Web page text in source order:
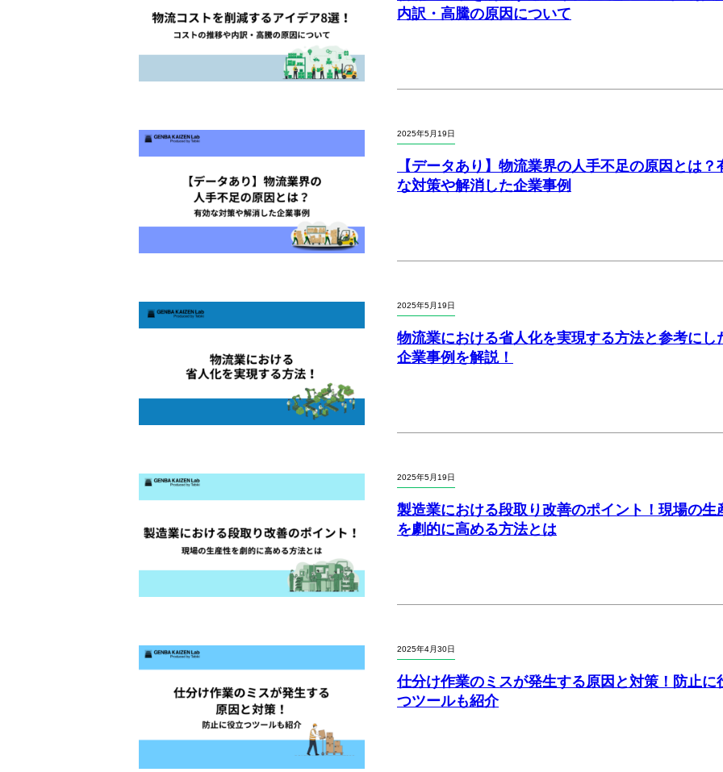
内訳・高騰の原因について
2025年5月19日
【データあり】物流業界の人手不足の原因とは？
な対策や解消した企業事例
2025年5月19日
物流業における省人化を実現する方法と参考にし
企業事例を解説！
2025年5月19日
製造業における段取り改善のポイント！現場の生
を劇的に高める方法とは
2025年4月30日
仕分け作業のミスが発生する原因と対策！防止に
つツールも紹介